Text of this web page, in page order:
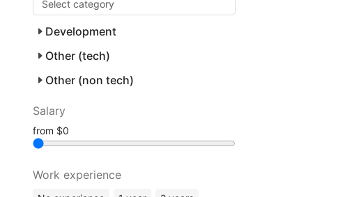
Development
Other (tech)
Other (non tech)
Salary
from
Work experience